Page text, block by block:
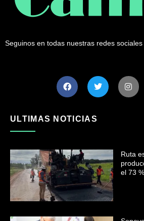
Seguinos en todas nuestras redes sociales
ULTIMAS NOTICIAS
Ruta
el 73